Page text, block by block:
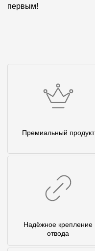
первым!
Премиальный продукт
Надёжное крепление
отвода